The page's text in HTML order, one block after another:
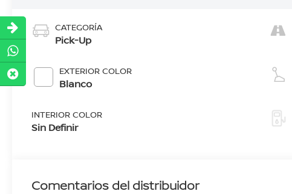
CATEGORÍA
Pick-Up
EXTERIOR COLOR
Blanco
INTERIOR COLOR
Sin Definir
Comentarios del distribuidor